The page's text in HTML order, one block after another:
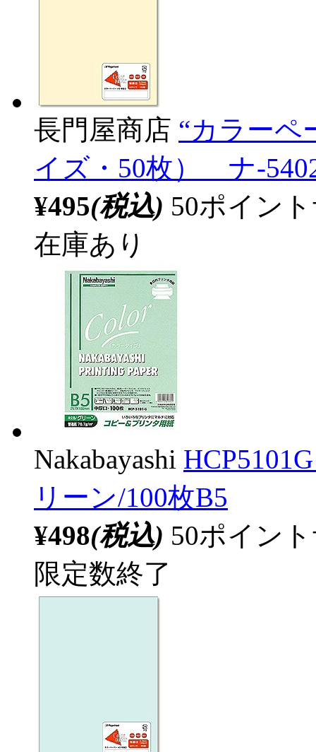
長門屋商店 “カラーペ
イズ・50枚） ナ-
¥495(税込) 50ポイン
在庫あり
Nakabayashi
リーン/100枚B5
¥498(税込) 50ポイン
限定数終了